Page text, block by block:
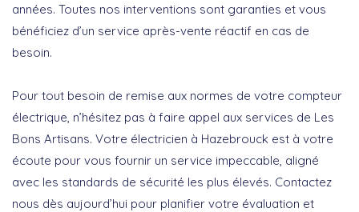
années. Toutes nos interventions sont garanties et vous
bénéficiez d’un service après-vente réactif en cas de
besoin.
Pour tout besoin de remise aux normes de votre compteur
électrique, n’hésitez pas à faire appel aux services de Les
Bons Artisans. Votre électricien à Hazebrouck est à votre
écoute pour vous fournir un service impeccable, aligné
avec les standards de sécurité les plus élevés. Contactez
nous dès aujourd’hui pour planifier votre évaluation et